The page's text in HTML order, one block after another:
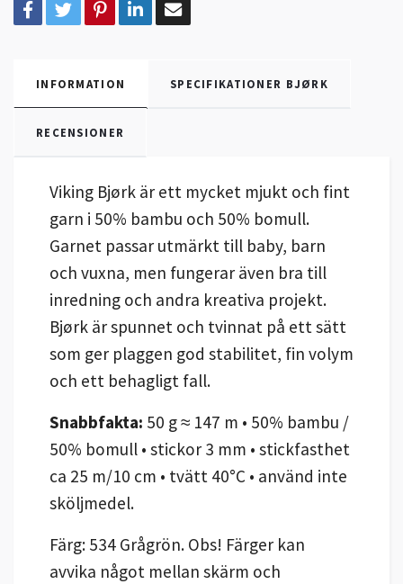
INFORMATION SPECIFIKATIONER BJØRK
RECENSIONER
Viking Bjørk är ett mycket mjukt och fint
garn i 50% bambu och 50% bomull.
Garnet passar utmärkt till baby, barn
och vuxna, men fungerar även bra till
inredning och andra kreativa projekt.
Bjørk är spunnet och tvinnat på ett sätt
som ger plaggen god stabilitet, fin volym
och ett behagligt fall.
Snabbfakta: 50 g ≈ 147 m • 50% bambu /
50% bomull • stickor 3 mm • stickfasthet
ca 25 m/10 cm • tvätt 40°C • använd inte
sköljmedel.
Färg: 534 Grågrön. Obs! Färger kan
avvika något mellan skärm och